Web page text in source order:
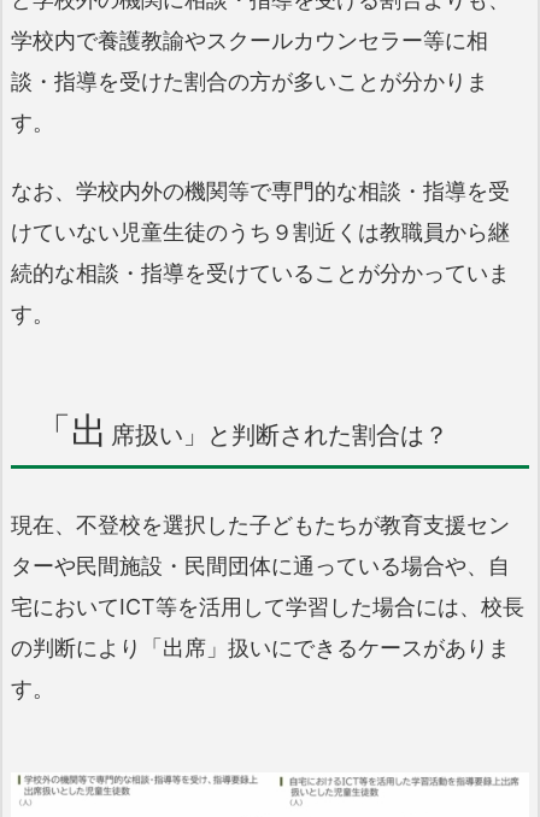
学校内で養護教諭やスクールカウンセラー等に相
談・指導を受けた割合の方が多いことが分かりま
す。
なお、学校内外の機関等で専門的な相談・指導を受
けていない児童生徒のうち９割近くは教職員から継
続的な相談・指導を受けていることが分かっていま
す。
「出 席扱い」と判断された割合は？
現在、不登校を選択した子どもたちが教育支援セン
ターや民間施設・民間団体に通っている場合や、自
宅においてICT等を活用して学習した場合には、校長
の判断により「出席」扱いにできるケースがありま
す。